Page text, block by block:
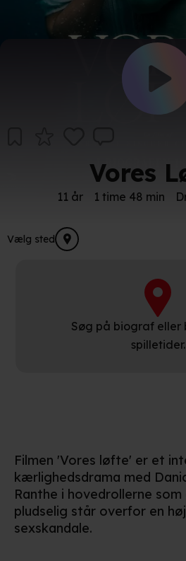
Vores
11 år 1 time 48 min
Vælg sted
Søg på biograf eller
spilletider.
Filmen 'Vores løfte' er et
kærlighedsdrama med
Ranthe i hovedrollerne
pludselig står overfor en
sexskandale.